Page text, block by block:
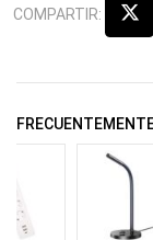
COMPARTIR: